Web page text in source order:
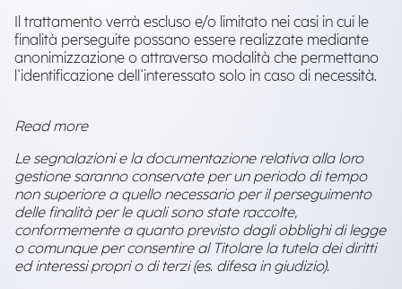
Il trattamento verrà escluso e/o limitato nei casi in cui le
finalità perseguite possano essere realizzate mediante
anonimizzazione o attraverso modalità che permettano
l'identificazione dell'interessato solo in caso di necessità.
Read more
Le segnalazioni e la documentazione relativa alla loro
gestione saranno conservate per un periodo di tempo
non superiore a quello necessario per il perseguimento
delle finalità per le quali sono state raccolte,
conformemente a quanto previsto dagli obblighi di legge
o comunque per consentire al Titolare la tutela dei diritti
ed interessi propri o di terzi (es. difesa in giudizio).